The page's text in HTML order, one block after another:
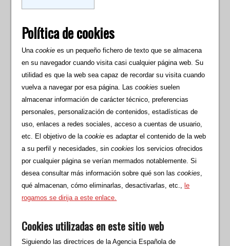
Política de cookies
Unacookie es un pequeño fichero de texto que se almacena
en su navegador cuando visita casi cualquier página web. Su
utilidad es que la web sea capaz de recordar su visita cuando
vuelva a navegar por esa página. Lascookies suelen
almacenar información de carácter técnico, preferencias
personales, personalización de contenidos, estadísticas de
uso, enlaces a redes sociales, acceso a cuentas de usuario,
etc. El objetivo de lacookie es adaptar el contenido de la web
a su perfil y necesidades, sincookies los servicios ofrecidos
por cualquier página se verían mermados notablemente. Si
desea consultar más información sobre qué son lascookies
qué almacenan, cómo eliminarlas, desactivarlas, etc.,
le
rogamos se dirija a este enlace.
Cookies utilizadas en este sitio web
Siguiendo las directrices de la Agencia Española de